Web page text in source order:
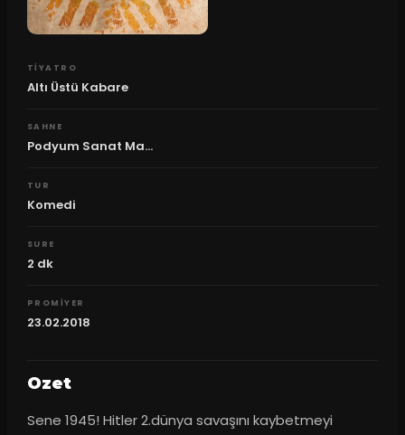
TIYATRO
Altı Üstü Kabare
SAHNE
Podyum Sanat Ma...
TUR
Komedi
SURE
2 dk
PROMIYER
23.02.2018
Ozet
Sene 1945! Hitler 2.dünya savaşını kaybetmeyi